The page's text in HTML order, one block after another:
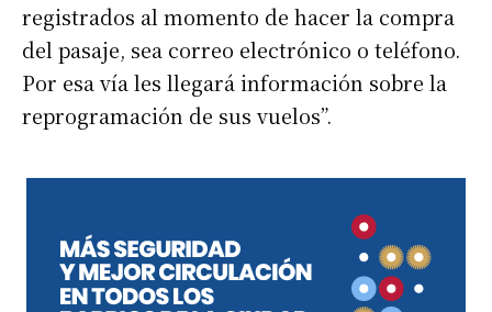
registrados al momento de hacer la compra
del pasaje, sea correo electrónico o teléfono.
Por esa vía les llegará información sobre la
reprogramación de sus vuelos”.